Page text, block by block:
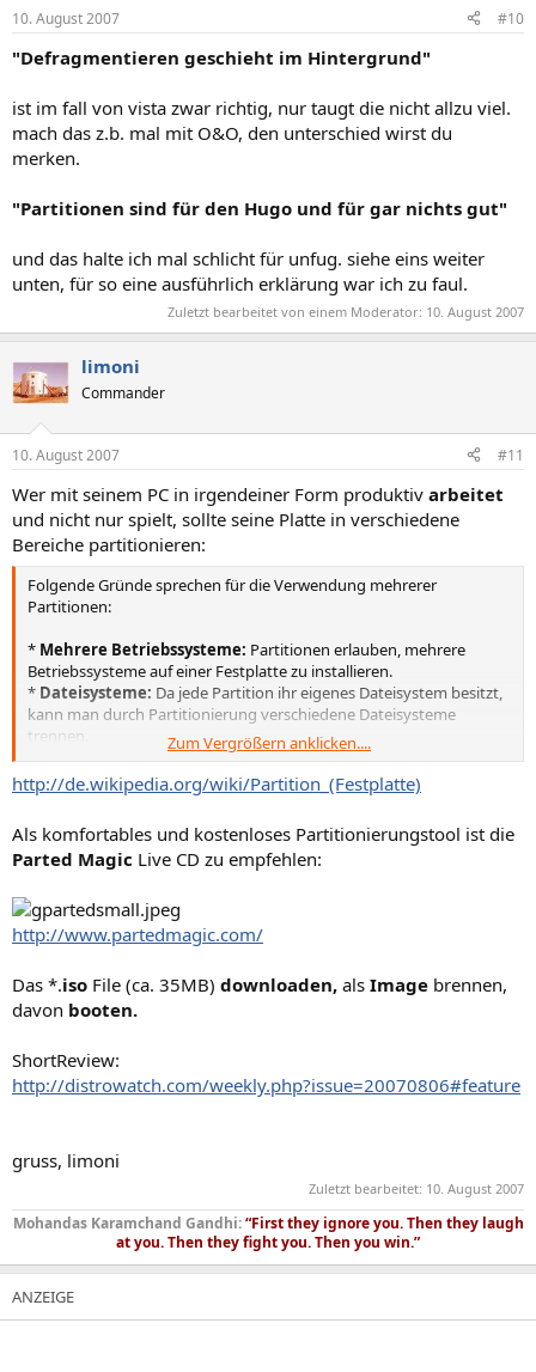
10. August 2007 #10
"Defragmentieren geschieht im Hintergrund"
ist im fall von vista zwar richtig, nur taugt die nicht allzu viel.
mach das z.b. mal mit O&O, den unterschied wirst du
merken.
"Partitionen sind für den Hugo und für gar nichts gut"
und das halte ich mal schlicht für unfug. siehe eins weiter
unten, für so eine ausführlich erklärung war ich zu faul.
Zuletzt bearbeitet von einem Moderator: 10. August 2007
limoni
Commander
10. August 2007 #11
Wer mit seinem PC in irgendeiner Form produktiv arbeitet
und nicht nur spielt, sollte seine Platte in verschiedene
Bereiche partitionieren:
Folgende Gründe sprechen für die Verwendung mehrerer
Partitionen:
* Mehrere Betriebssysteme: Partitionen erlauben, mehrere
Betriebssysteme auf einer Festplatte zu installieren.
* Dateisysteme: Da jede Partition ihr eigenes Dateisystem besitzt,
kann man durch Partitionierung verschiedene Dateisysteme
trennen.
*Organisation: Man kann seine Daten dem Zweck nach in
verschiedenen Partitionen speichern. So können die Daten des
Systems, die Anwendungsprogramme und die Benutzerdaten auf
Datensicherungen erleichtert.
*Datensicherheit: Sollte das Dateisystem einer Partition Fehler
betroffen.
Zum Vergrößern anklicken....
http://de.wikipedia.org/wiki/Partition_(Festplatte)
Als komfortables und kostenloses Partitionierungstool ist die
Parted Magic Live CD zu empfehlen:
http://www.partedmagic.com/
Das *.iso File (ca. 35MB) downloaden, als Image brennen,
davon booten.
ShortReview:
http://distrowatch.com/weekly.php?issue=20070806#feature
gruss, limoni
Zuletzt bearbeitet: 10. August 2007
Mohandas Karamchand Gandhi: “First they ignore you. Then they laugh
at you. Then they fight you. Then you win.”